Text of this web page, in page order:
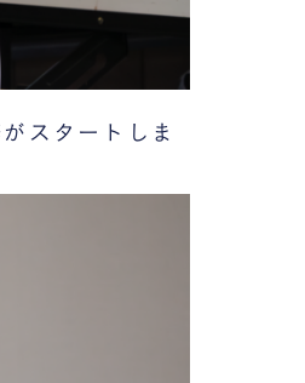
スタートしま